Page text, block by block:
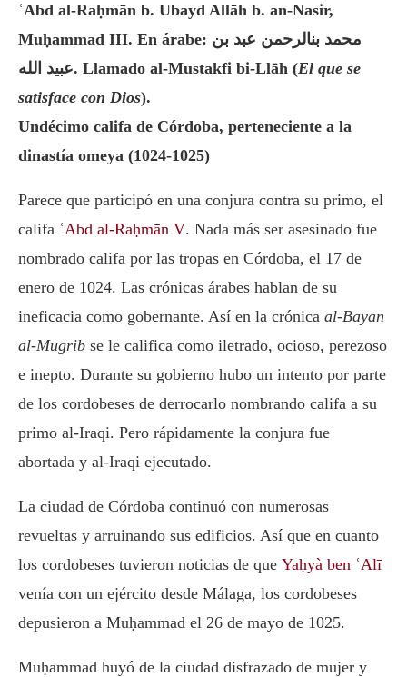
ʿAbd al-Raḥmān b. Ubayd Allāh b. an-Nasir,
Muḥammad III. En árabe: محمد بنالرحمن عبد بن
عبيد الله. Llamado al-Mustakfi bi-Llāh (El que se
satisface con Dios).
Undécimo califa de Córdoba, perteneciente a la
dinastía omeya (1024-1025)
Parece que participó en una conjura contra su primo, el
califa ʿAbd al-Raḥmān V. Nada más ser asesinado fue
nombrado califa por las tropas en Córdoba, el 17 de
enero de 1024. Las crónicas árabes hablan de su
ineficacia como gobernante. Así en la crónica al-Bayan
al-Mugrib se le califica como iletrado, ocioso, perezoso
e inepto. Durante su gobierno hubo un intento por parte
de los cordobeses de derrocarlo nombrando califa a su
primo al-Iraqi. Pero rápidamente la conjura fue
abortada y al-Iraqi ejecutado.
La ciudad de Córdoba continuó con numerosas
revueltas y arruinando sus edificios. Así que en cuanto
los cordobeses tuvieron noticias de que Yaḥyà ben ʿAlī
venía con un ejército desde Málaga, los cordobeses
depusieron a Muḥammad el 26 de mayo de 1025.
Muḥammad huyó de la ciudad disfrazado de mujer y